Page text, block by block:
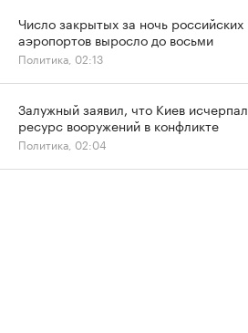
Число закрытых за ночь российских
аэропортов выросло до восьми
Политика, 02:13
Залужный заявил, что Киев исчерпал
ресурс вооружений в конфликте
Политика, 02:04